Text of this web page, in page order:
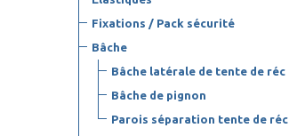
Fixations / Pack sécurité
Bâche
Bâche latérale de tente de réc
Bâche de pignon
Parois séparation tente de réc